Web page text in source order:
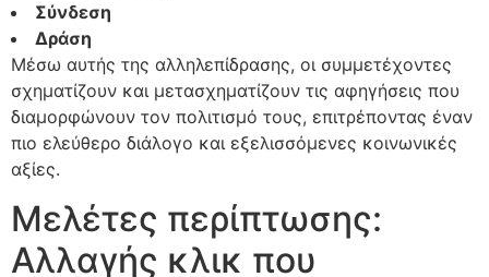
Σύνδεση
Δράση
Μέσω αυτής της αλληλεπίδρασης, οι συμμετέχοντες
σχηματίζουν και μετασχηματίζουν τις αφηγήσεις που
διαμορφώνουν τον πολιτισμό τους, επιτρέποντας έναν
πιο ελεύθερο διάλογο και εξελισσόμενες κοινωνικές
αξίες.
Μελέτες περίπτωσης:
Αλλαγής κλικ που